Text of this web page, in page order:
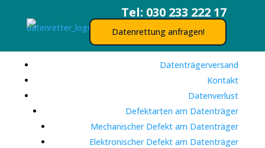
Tel: 030 233 222 17
Datenrettung anfragen!
Datenträgerversand
Kontakt
Datenverlust
Defektarten am Datenträger
Mechanischer Defekt am Datenträger
Elektronischer Defekt am Datenträger